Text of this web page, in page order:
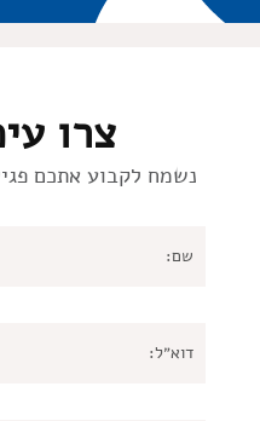
צרו
נשמח לקבוע אתכם